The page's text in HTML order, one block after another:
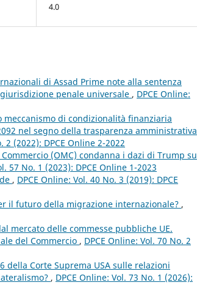
4.0
di Assad Prime note alla sentenza
penale universale , DPCE Online:
di condizionalità finanziaria
nel segno della trasparenza amministrativa
2 (2022): DPCE Online 2-2022
(OMC) condanna i dazi di Trump su
57 No. 1 (2023): DPCE Online 1-2023
, DPCE Online: Vol. 40 No. 3 (2019): DPCE
il futuro della migrazione internazionale? ,
mercato delle commesse pubbliche UE.
del Commercio , DPCE Online: Vol. 70 No. 2
Corte Suprema USA sulle relazioni
, DPCE Online: Vol. 73 No. 1 (2026):